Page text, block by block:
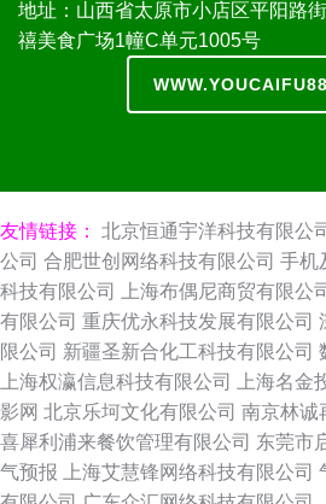
地址：山西省太原市小店区平阳路
禧美食广场1幢C单元1005号
友情链接： 北京恒通宇洋科技有限公
公司 合肥世创网络科技有限公司 手机
科技有限公司
上海布偶尼商贸有限公
有限公司 重庆优永科技发展有限公司
限公司 新疆圣新合化工科技有限公司
上海权瀛信息科技有限公司
上海名金
影网 北京乐坷文化有限公司 南京林诚
喜犀利浦来餐饮管理有限公司 东莞市
气预报
上海艾慧锋网络科技有限公司